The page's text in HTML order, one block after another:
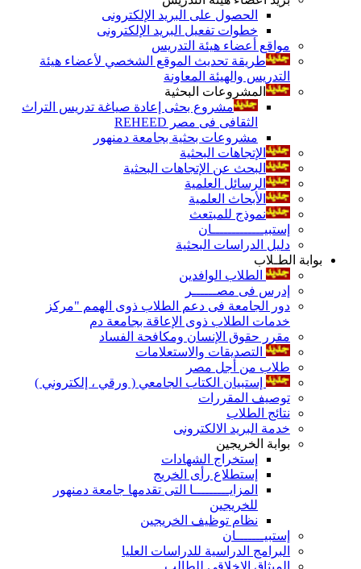
الحصول على البريد الإلكترونى
خطوات تفعيل البريد الإلكترونى
مواقع أعضاء هيئة التدريس
طريقة تحديث الموقع الشخصي لأعضاء هيئة
التدريس والهيئة المعاونة
المشروعات البحثية
مشروع بحثى إعادة صياغة تدريس التراث
الثقافى فى مصر REHEED
مشروعات بحثية بجامعة دمنهور
الإتجاهات البحثية
البحث عن الإتجاهات البحثية
الرسائل العلمية
الأبحاث العلمية
نموذج للمبتعث
إستبيـــــــــــــان
دليل الدراسات البحثية
بوابة الطـلاب
الطلاب الوافدين
إدرس فى مصــــــر
دور الجامعة فى دعم الطلاب ذوى الهمم "مركز
خدمات الطلاب ذوى الإعاقة بجامعة دم
مقرر حقوق الإنسان ومكافحة الفساد
التصديقات والاستعلامات
طلاب من أجل مصر
إستبيان الكتاب الجامعي ( ورقي ، إلكتروني )
توصيف المقررات
نتائج الطلاب
خدمة البريد الالكترونى
بوابة الخريجين
إستخراج الشهادات
إستطلاع رأى الخريج
المزايـــــــــا التى تقدمها جامعة دمنهور
للخريجين
نظام توظيف الخريجين
إستبيـــــــان
البرامج الدراسية للدراسات العليا
الميثاق الاخلاقى للطالب